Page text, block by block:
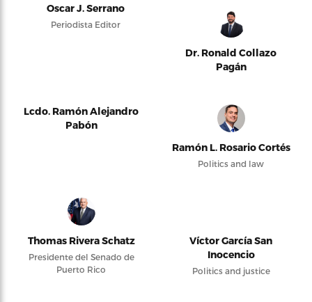
Oscar J. Serrano
Periodista Editor
Dr. Ronald Collazo
Pagán
Lcdo. Ramón Alejandro
Pabón
Ramón L. Rosario Cortés
Politics and law
Thomas Rivera Schatz
Presidente del Senado de
Puerto Rico
Víctor García San
Inocencio
Politics and justice